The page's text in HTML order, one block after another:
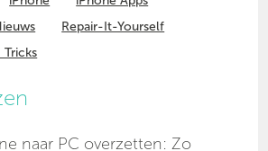
Repair-It-Yourself
Tricks
naar PC overzetten: Zo